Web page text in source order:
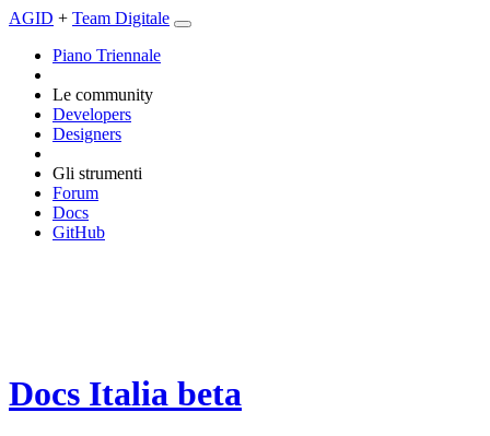
AGID + Team Digitale
Piano Triennale
Le community
Developers
Designers
Gli strumenti
Forum
Docs
GitHub
Docs Italia beta